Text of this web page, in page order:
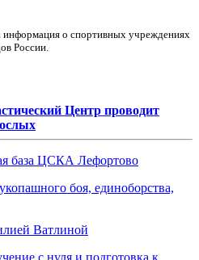
информация о спортивных учреждениях
России.
Центр проводит
база ЦСКА Лефортово
боя, единоборства,
Ватлиной
с нуля и подготовка к